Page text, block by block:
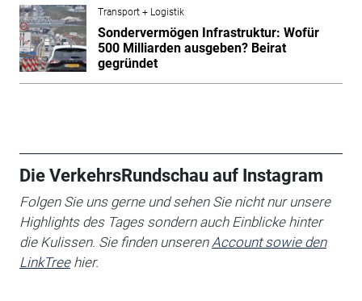
Transport + Logistik
Sondervermögen Infrastruktur: Wofür
500 Milliarden ausgeben? Beirat
gegründet
Die VerkehrsRundschau auf Instagram
Folgen Sie uns gerne und sehen Sie nicht nur unsere
Highlights des Tages sondern auch Einblicke hinter
die Kulissen. Sie finden unseren Account sowie den
LinkTreehier.